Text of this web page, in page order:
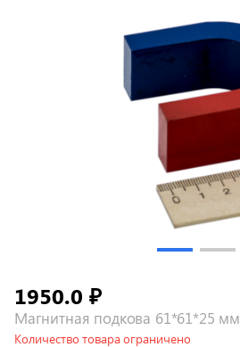
Магнитная подкова 61*61*25 мм
1950.0 ₽
Количество товара ограничено